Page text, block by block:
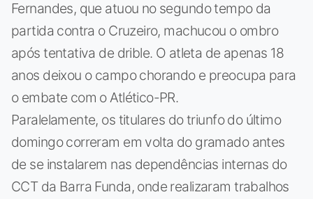
Fernandes, que atuou no segundo tempo da
partida contra o Cruzeiro, machucou o ombro
após tentativa de drible. O atleta de apenas 18
anos deixou o campo chorando e preocupa para
o embate com o Atlético-PR.
Paralelamente, os titulares do triunfo do último
domingo correram em volta do gramado antes
de se instalarem nas dependências internas do
CCT da Barra Funda, onde realizaram trabalhos